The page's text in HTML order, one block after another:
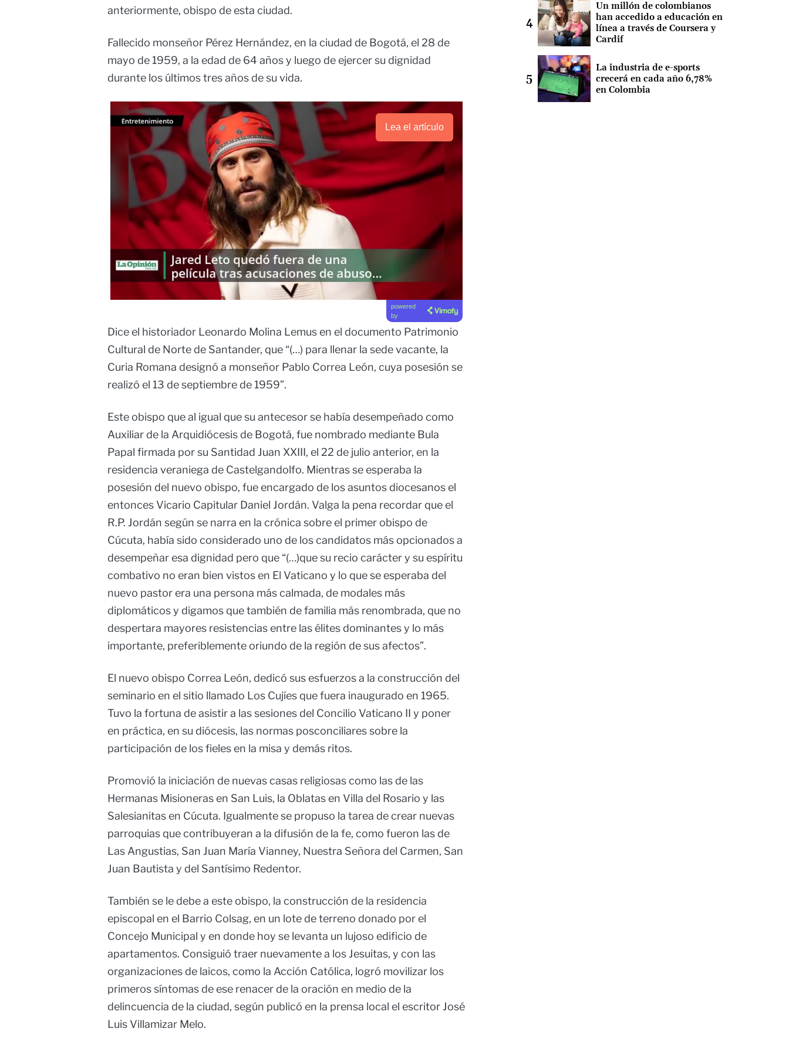
anteriormente, obispo de esta ciudad.
Fallecido monseñor Pérez Hernández, en la ciudad de Bogotá, el 28 de
mayo de 1959, a la edad de 64 años y luego de ejercer su dignidad
durante los últimos tres años de su vida.
Lea el artículo
powered
by
Dice el historiador Leonardo Molina Lemus en el documento Patrimonio
Cultural de Norte de Santander, que “(…) para llenar la sede vacante, la
Curia Romana designó a monseñor Pablo Correa León, cuya posesión se
realizó el 13 de septiembre de 1959”.
Este obispo que al igual que su antecesor se había desempeñado como
Auxiliar de la Arquidiócesis de Bogotá, fue nombrado mediante Bula
Papal firmada por su Santidad Juan XXIII, el 22 de julio anterior, en la
residencia veraniega de Castelgandolfo. Mientras se esperaba la
posesión del nuevo obispo, fue encargado de los asuntos diocesanos el
entonces Vicario Capitular Daniel Jordán. Valga la pena recordar que el
R.P. Jordán según se narra en la crónica sobre el primer obispo de
Cúcuta, había sido considerado uno de los candidatos más opcionados a
desempeñar esa dignidad pero que “(…)que su recio carácter y su espíritu
combativo no eran bien vistos en El Vaticano y lo que se esperaba del
nuevo pastor era una persona más calmada, de modales más
diplomáticos y digamos que también de familia más renombrada, que no
despertara mayores resistencias entre las élites dominantes y lo más
importante, preferiblemente oriundo de la región de sus afectos”.
El nuevo obispo Correa León, dedicó sus esfuerzos a la construcción del
seminario en el sitio llamado Los Cujíes que fuera inaugurado en 1965.
Tuvo la fortuna de asistir a las sesiones del Concilio Vaticano II y poner
en práctica, en su diócesis, las normas posconciliares sobre la
participación de los fieles en la misa y demás ritos.
Promovió la iniciación de nuevas casas religiosas como las de las
Hermanas Misioneras en San Luis, la Oblatas en Villa del Rosario y las
Salesianitas en Cúcuta. Igualmente se propuso la tarea de crear nuevas
parroquias que contribuyeran a la difusión de la fe, como fueron las de
Las Angustias, San Juan María Vianney, Nuestra Señora del Carmen, San
Juan Bautista y del Santísimo Redentor.
También se le debe a este obispo, la construcción de la residencia
episcopal en el Barrio Colsag, en un lote de terreno donado por el
Concejo Municipal y en donde hoy se levanta un lujoso edificio de
apartamentos. Consiguió traer nuevamente a los Jesuitas, y con las
organizaciones de laicos, como la Acción Católica, logró movilizar los
primeros síntomas de ese renacer de la oración en medio de la
delincuencia de la ciudad, según publicó en la prensa local el escritor José
Luis Villamizar Melo.
Un millón de colombianos
han accedido a educación en
línea a través de Coursera y
Cardif
La industria de e-sports
crecerá en cada año 6,78%
en Colombia